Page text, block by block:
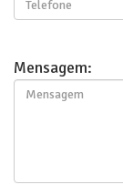
Mensagem: